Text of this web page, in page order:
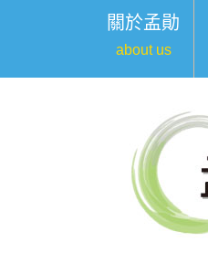
關於孟勛
about us